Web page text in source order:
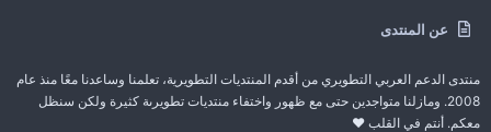
عن المنتدى
منتدى الدعم العربي التطويري من أقدم المنتديات التطويرية، تعلمنا وساعدنا معًا منذ عام
2008. ومازلنا متواجدين حتى مع ظهور واختفاء منتديات تطويرىة كثيرة ولكن سنظل
معكم. أنتم في القلب ❤️